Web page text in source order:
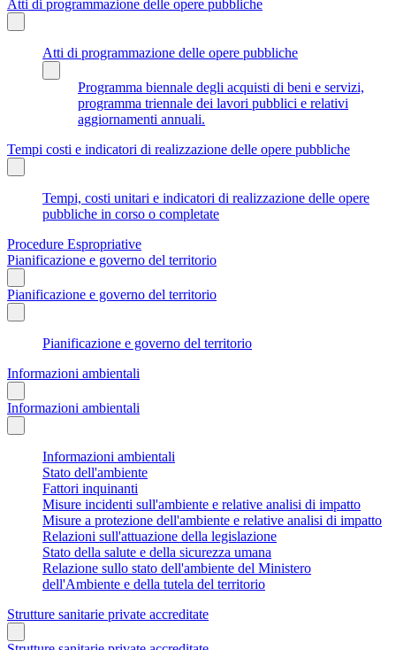
Atti di programmazione delle opere pubbliche
Atti di programmazione delle opere pubbliche
Programma biennale degli acquisti di beni e servizi,
programma triennale dei lavori pubblici e relativi
aggiornamenti annuali.
Tempi costi e indicatori di realizzazione delle opere pubbliche
Tempi, costi unitari e indicatori di realizzazione delle opere
pubbliche in corso o completate
Procedure Espropriative
Pianificazione e governo del territorio
Pianificazione e governo del territorio
Pianificazione e governo del territorio
Informazioni ambientali
Informazioni ambientali
Informazioni ambientali
Stato dell'ambiente
Fattori inquinanti
Misure incidenti sull'ambiente e relative analisi di impatto
Misure a protezione dell'ambiente e relative analisi di impatto
Relazioni sull'attuazione della legislazione
Stato della salute e della sicurezza umana
Relazione sullo stato dell'ambiente del Ministero
dell'Ambiente e della tutela del territorio
Strutture sanitarie private accreditate